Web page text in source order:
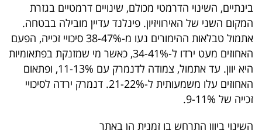
בינתיים, השינוי הדרמטי מכולם, שינויים דרמטיים בגזרת
המקום השני של האירוויזיון. פינלנד עדיין מובילה בבטחה.
אתמול טבלאות ההימורים נעו מ-38-47% סיכויי זכייה, הפעם
האחוזים מעט ירדו ל-34-41%, כאשר מי שמזנקת בפתאומיות
היא יוון. עד אתמול, צמודה לדנמרק עם 11-13%, ופתאום
האחוזים עלו משמעותית ל-21-22%. דנמרק ירדה לסיכויי
זכייה של 9-11%.
השינוי ביוון התרחש בו זמנית הן באתר